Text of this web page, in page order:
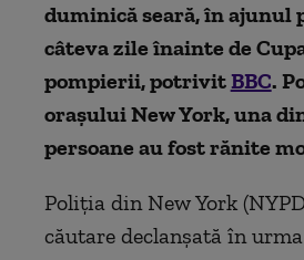
duminică seară, în ajunul
câteva zile înainte de
pompierii, potrivitBBC.
orașului New York, una
persoane au fost rănite
Poliția din New York
căutare declanșată în